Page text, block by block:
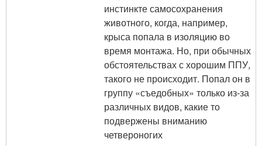
инстинкте самосохранения
животного, когда, например,
крыса попала в изоляцию во
время монтажа. Но, при обычных
обстоятельствах с хорошим ППУ,
такого не происходит. Попал он в
группу «съедобных» только из-за
различных видов, какие то
подвержены вниманию
четвероногих